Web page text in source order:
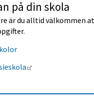
på din skola
är du alltid